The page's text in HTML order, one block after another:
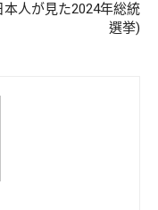
本人が見た2024年総統
選挙)